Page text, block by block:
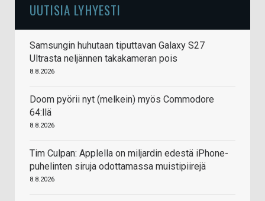
UUTISIA LYHYESTI
Samsungin huhutaan tiputtavan Galaxy S27
Ultrasta neljännen takakameran pois
8.8.2026
Doom pyörii nyt (melkein) myös Commodore
64:llä
8.8.2026
Tim Culpan: Applella on miljardin edestä iPhone-
puhelinten siruja odottamassa muistipiirejä
8.8.2026